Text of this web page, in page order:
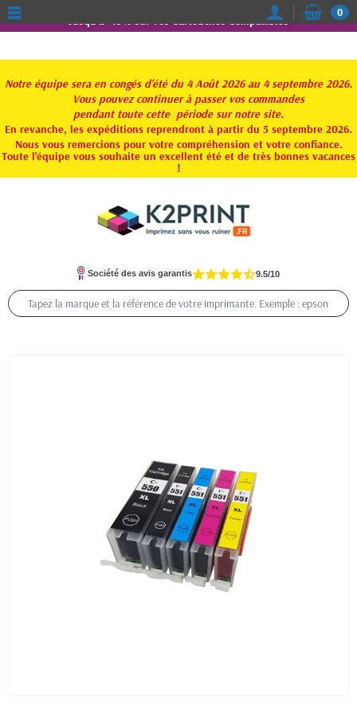
Jusqu'à -15% sur vos Cartouches Compatibles
Notre équipe sera en congés d'été du 4 Août 2026 au 4 septembre 2026.
Vous pouvez continuer à passer vos commandes
pendant toute cette période sur notre site.
En revanche, les expéditions reprendront à partir du 5 septembre 2026.
Nous vous remercions pour votre compréhension et votre confiance.
Toute l'équipe vous souhaite un excellent été et de très bonnes vacances
!
0
Société des avis garantis 9.5/10